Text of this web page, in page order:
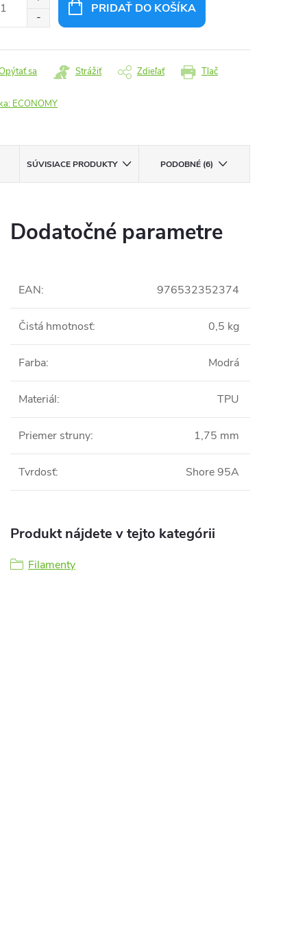
PRIDAŤ DO KOŠÍKA
Tlač
sa Strážiť Zdieľať
ECONOMY
SÚVISIACE PRODUKTY PODOBNÉ (6)
Dodatočné parametre
EAN: 976532352374
Čistá hmotnosť: 0,5 kg
Farba: Modrá
Materiál: TPU
Priemer struny: 1,75 mm
Tvrdosť: Shore 95A
Produkt nájdete v tejto kategórii
Filamenty